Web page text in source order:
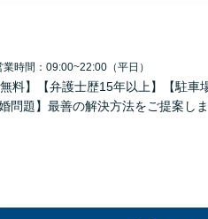
業時間：09:00~22:00（平日）
料】【弁護士歴15年以上】【駐
問題】最善の解決方法をご提案し